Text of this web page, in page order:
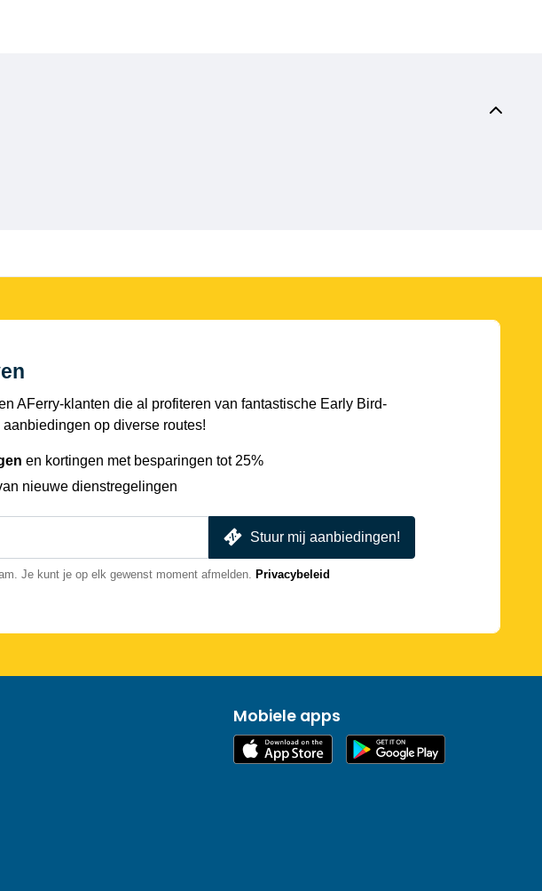
AFerry-klanten die al profiteren van fantastische Early Bird-
op diverse routes!
en kortingen met besparingen tot 25%
nieuwe dienstregelingen
Stuur mij aanbiedingen!
Je kunt je op elk gewenst moment afmelden. Privacybeleid
Mobiele apps